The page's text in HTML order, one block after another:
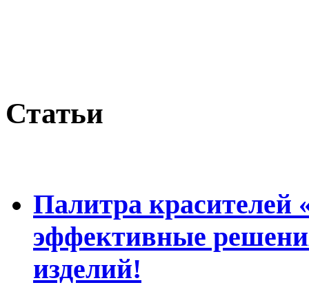
Статьи
Палитра
эффективные
изделий!